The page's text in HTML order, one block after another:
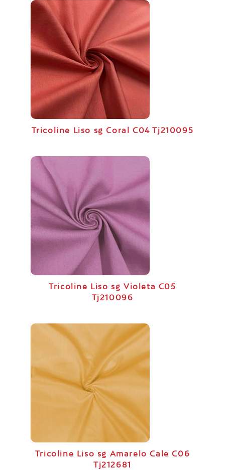
Tricoline Liso sg Coral C04 Tj210095
Tricoline Liso sg Violeta C05
Tj210096
Tricoline Liso sg Amarelo Cale C06
Tj212681